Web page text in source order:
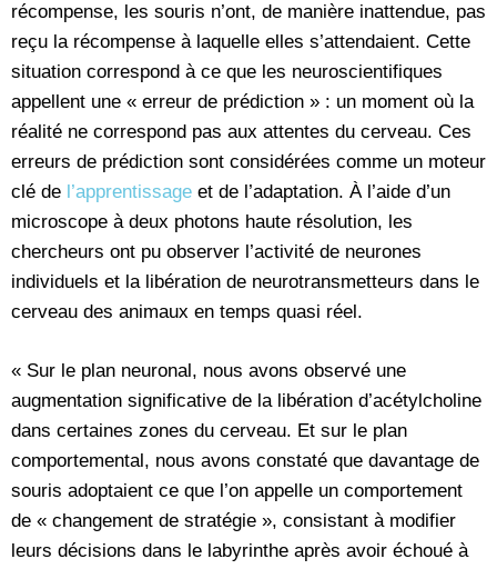
récompense, les souris n’ont, de manière inattendue, pas
reçu la récompense à laquelle elles s’attendaient. Cette
situation correspond à ce que les neuroscientifiques
appellent une « erreur de prédiction » : un moment où la
réalité ne correspond pas aux attentes du cerveau. Ces
erreurs de prédiction sont considérées comme un moteur
clé de l’apprentissage et de l’adaptation. À l’aide d’un
microscope à deux photons haute résolution, les
chercheurs ont pu observer l’activité de neurones
individuels et la libération de neurotransmetteurs dans le
cerveau des animaux en temps quasi réel.
« Sur le plan neuronal, nous avons observé une
augmentation significative de la libération d’acétylcholine
dans certaines zones du cerveau. Et sur le plan
comportemental, nous avons constaté que davantage de
souris adoptaient ce que l’on appelle un comportement
de « changement de stratégie », consistant à modifier
leurs décisions dans le labyrinthe après avoir échoué à